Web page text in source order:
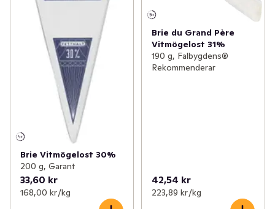
Brie Vitmögelost 30%
200 g, Garant
33,60 kr
168,00 kr /kg
Brie du Grand Père
Vitmögelost 31%
190 g, Falbygdens®
Rekommenderar
42,54 kr
223,89 kr /kg